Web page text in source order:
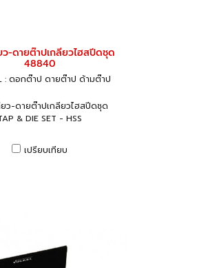
ว-ดายต๊าปเกลียวไฮสปีดชุด
48840
: ดอกต๊าป ดายต๊าป ด้ามต๊าป
ว-ดายต๊าปเกลียวไฮสปีดชุด
& DIE SET - HSS
เปรียบเทียบ